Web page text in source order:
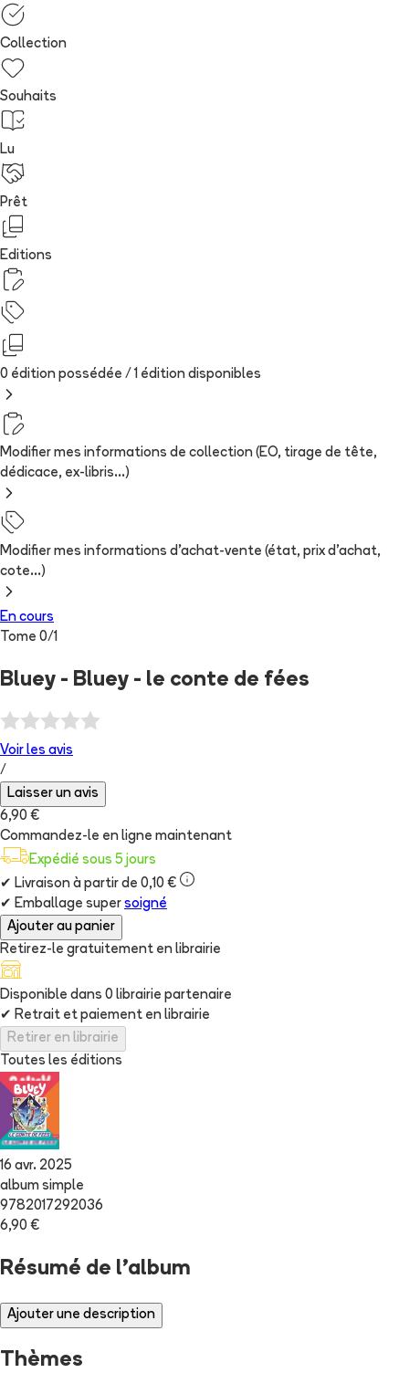
Collection
Souhaits
Lu
Prêt
Editions
0 édition possédée / 1 édition disponibles
Modifier mes informations de collection (EO, tirage de tête,
dédicace, ex-libris...)
Modifier mes informations d'achat-vente (état, prix d'achat,
cote...)
En cours
Tome 0/1
Bluey - Bluey - le conte de fées
Voir les avis
/
Laisser un avis
6,90 €
Commandez-le en ligne maintenant
Expédié sous 5 jours
✔ Livraison à partir de 0,10 €
✔ Emballage super soigné
Ajouter au panier
Retirez-le gratuitement en librairie
Disponible dans 0 librairie partenaire
✔ Retrait et paiement en librairie
Retirer en librairie
Toutes les éditions
16 avr. 2025
album simple
9782017292036
6,90 €
Résumé de l'album
Ajouter une description
Thèmes